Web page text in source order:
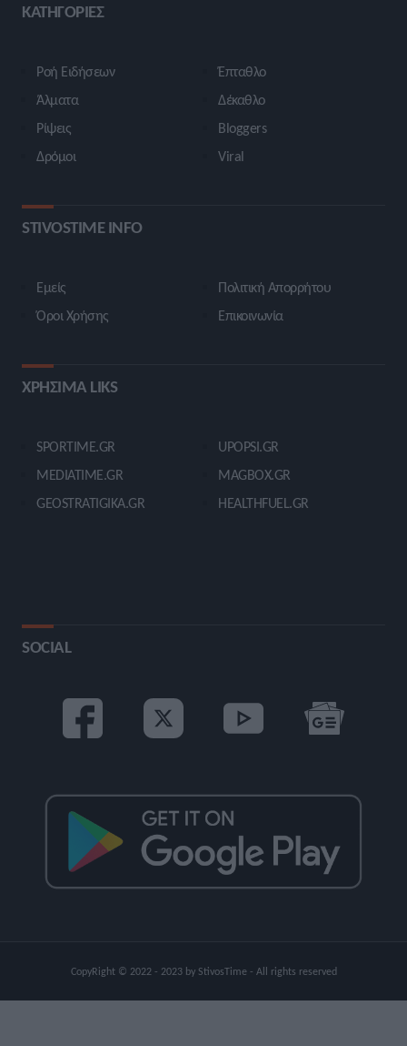
ΚΑΤΗΓΟΡΙΕΣ
Ροή Ειδήσεων
Άλματα
Ρίψεις
Δρόμοι
Έπταθλο
Δέκαθλο
Bloggers
Viral
STIVOSTIME INFO
Εμείς
Όροι Χρήσης
Πολιτική Απορρήτου
Επικοινωνία
ΧΡΗΣΙΜΑ LIKS
SPORTIME.GR
MEDIATIME.GR
GEOSTRATIGIKA.GR
UPOPSI.GR
MAGBOX.GR
HEALTHFUEL.GR
SOCIAL
CopyRight © 2022 - 2023 by StivosTime - All rights reserved